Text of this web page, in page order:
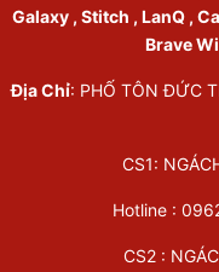
Galaxy , Stitch , LanQ ,
Brave
Địa Chỉ: PHỐ TÔN ĐỨC
CS1:
Hotline :
CS2 :